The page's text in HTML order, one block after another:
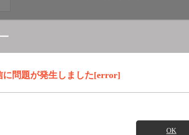
に問題が発生しました[error]
OK